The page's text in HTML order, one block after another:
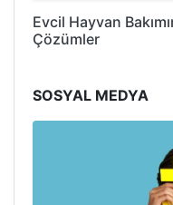
Evcil Hayvan
Çözümler
SOSYAL MEDYA